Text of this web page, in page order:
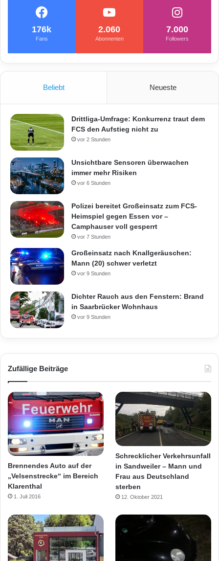
176k
Fans
2.060
Abonnenten
7.000
Followers
Beliebt Neueste
Drittliga-Umfrage: Konkurrenz traut dem
FCS den Aufstieg nicht zu
vor 2 Stunden
Unsichtbare Sensoren überwachen
immer mehr Risiken
vor 6 Stunden
Polizei bereitet Großeinsatz zum FCS-
Heimspiel gegen Essen vor –
Camphauser voll gesperrt
vor 7 Stunden
Großeinsatz nach Knallgeräuschen:
Mann (20) schwer verletzt
vor 9 Stunden
Dichter Rauch aus den Fenstern: Brand
in Saarbrücker Wohnhaus
vor 9 Stunden
Zufällige Beiträge
Brennendes Auto auf der
„Velsenstrecke“ im Bereich
Klarenthal
1. Juli 2016
Schrecklicher Verkehrsunfall
in Sandweiler – Mann und
Frau aus Deutschland
sterben
12. Oktober 2021